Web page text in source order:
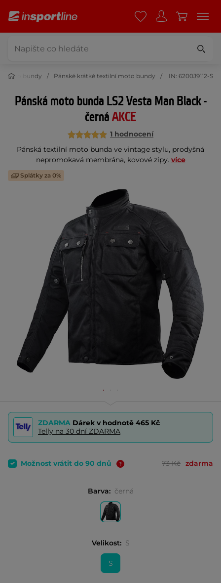
moto bundy Pánské krátké textilní moto bundy IN: 6200J9112-S
Pánská moto bunda LS2 Vesta Man Black -
černáAKCE
1 hodnocení
Pánská textilní moto bunda ve vintage stylu, prodyšná
nepromokavá membrána, kovové zipy. více
Splátky za 0%
ZDARMA Dárek v hodnotě 465 Kč
Telly na 30 dní ZDARMA
Možnost vrátit do 90 dnů 73 Kč zdarma
Barva: černá
Velikost: S
S